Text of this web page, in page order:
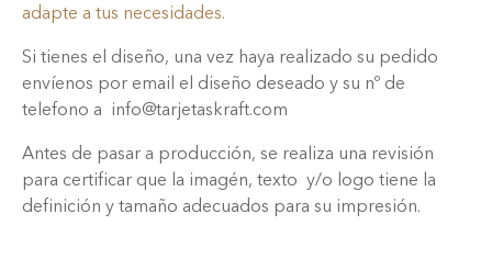
adapte a tus necesidades.
Si tienes el diseño, una vez haya realizado su pedido
envíenos por email el diseño deseado y su nº de
telefono a info@tarjetaskraft.com
Antes de pasar a producción, se realiza una revisión
para certificar que la imagén, texto y/o logo tiene la
definición y tamaño adecuados para su impresión.